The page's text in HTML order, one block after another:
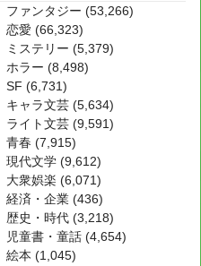
ファンタジー (53,266)
恋愛 (66,323)
ミステリー (5,379)
ホラー (8,498)
SF (6,731)
キャラ文芸 (5,634)
ライト文芸 (9,591)
青春 (7,915)
現代文学 (9,612)
大衆娯楽 (6,071)
経済・企業 (436)
歴史・時代 (3,218)
児童書・童話 (4,654)
絵本 (1,045)